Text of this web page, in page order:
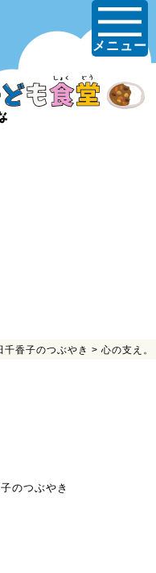
メニュー
千香子のつぶやき > 心の支え。
のつぶやき